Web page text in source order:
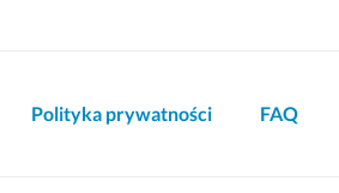
Polityka prywatności FAQ